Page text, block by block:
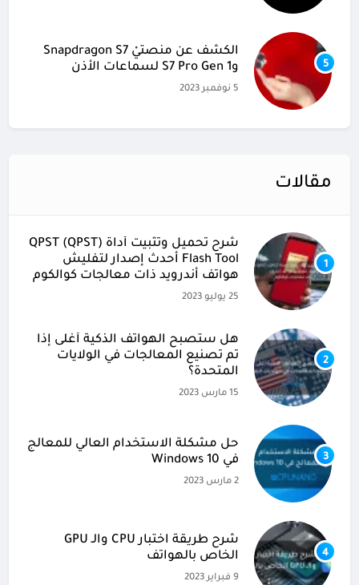
5
الكشف عن منصتيْ Snapdragon S7
وS7 Pro Gen 1 لسماعات الأذن
مقالات
شرح تحميل وتثبيت أداة (QPST (QPST
Flash Tool أحدث إصدار لتفليش
هواتف أندرويد ذات معالجات كوالكوم
25 يوليو 2023
2
هل ستصبح الهواتف الذكية أغلى إذا
تم تصنيع المعالجات في الولايات
المتحدة؟
15 مارس 2023
3
حل مشكلة الاستخدام العالي للمعالج
في Windows 10
4
شرح طريقة اختبار CPU والـ GPU
الخاص بالهواتف